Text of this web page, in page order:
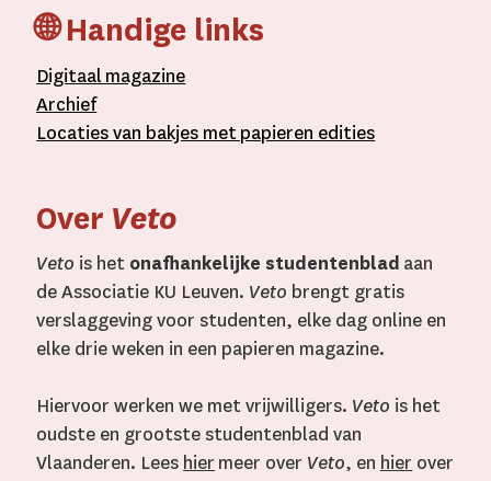
🌐 Handige links
Digitaal magazine
Archief
Locaties van bakjes metpapieren edities
Over Veto
Veto is het onafhankelijke studentenblad aan
de Associatie KU Leuven. Veto brengt gratis
verslaggeving voor studenten, elke dag online en
elke drie weken in een papieren magazine.
Hiervoor werken we met vrijwilligers. Veto is het
oudste en grootste studentenblad van
Vlaanderen. Lees hier meer over Veto, en hier over